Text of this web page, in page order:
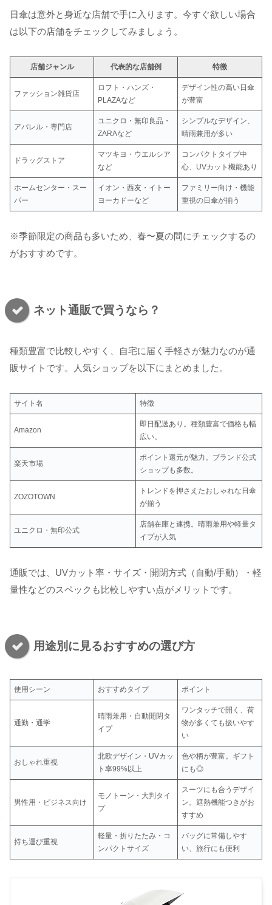
日傘は意外と身近な店舗で手に入ります。今すぐ欲しい場合
は以下の店舗をチェックしてみましょう。
店舗ジャンル 代表的な店舗例 特徴
ファッション雑貨店
ロフト・ハンズ・
PLAZAなど
デザイン性の高い日傘
が豊富
アパレル・専門店
ユニクロ・無印良品・
ZARAなど
シンプルなデザイン、
晴雨兼用が多い
ドラッグストア
マツキヨ・ウエルシア
など
コンパクトタイプ中
心、UVカット機能あり
ホームセンター・スー
パー
イオン・西友・イトー
ヨーカドーなど
ファミリー向け・機能
重視の日傘が揃う
※季節限定の商品も多いため、春〜夏の間にチェックするの
がおすすめです。
ネット通販で買うなら？
種類豊富で比較しやすく、自宅に届く手軽さが魅力なのが通
販サイトです。人気ショップを以下にまとめました。
サイト名 特徴
Amazon
即日配送あり。種類豊富で価格も幅
広い。
楽天市場
ポイント還元が魅力。ブランド公式
ショップも多数。
ZOZOTOWN
トレンドを押さえたおしゃれな日傘
が揃う
ユニクロ・無印公式
店舗在庫と連携。晴雨兼用や軽量タ
イプが人気
通販では、UVカット率・サイズ・開閉方式（自動/手動）・軽
量性などのスペックも比較しやすい点がメリットです。
用途別に見るおすすめの選び方
使用シーン おすすめタイプ ポイント
通勤・通学
晴雨兼用・自動開閉タ
イプ
ワンタッチで開く、荷
物が多くても扱いやす
い
おしゃれ重視
北欧デザイン・UVカッ
ト率99%以上
色や柄が豊富。ギフト
にも◎
男性用・ビジネス向け
モノトーン・大判タイ
プ
スーツにも合うデザイ
ン。遮熱機能つきがお
すすめ
持ち運び重視
軽量・折りたたみ・コ
ンパクトサイズ
バッグに常備しやす
い、旅行にも便利